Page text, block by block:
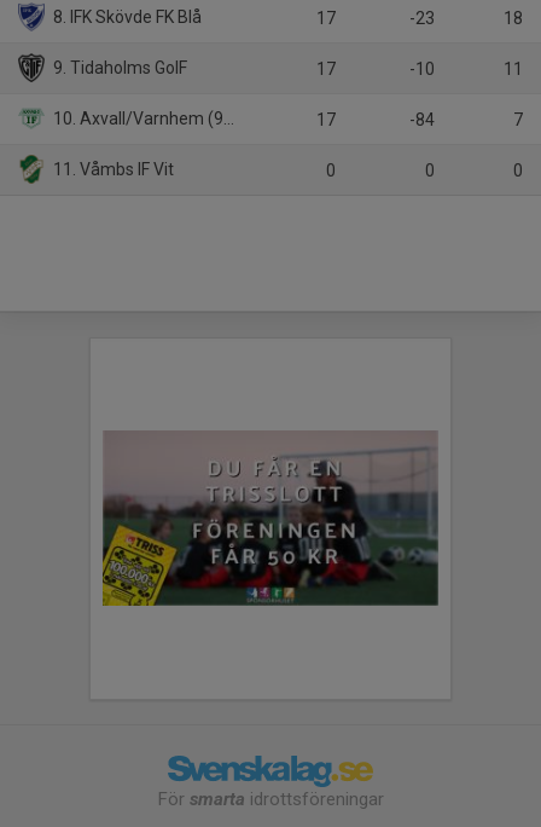
8. IFK Skövde FK Blå 17 -23 18
9. Tidaholms GoIF 17 -10 11
10. Axvall/Varnhem (9:9) 17 -84 7
11. Våmbs IF Vit 0 0 0
För smarta idrottsföreningar